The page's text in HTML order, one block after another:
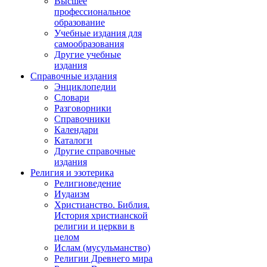
профессиональное
образование
Учебные издания для
самообразования
Другие учебные
издания
Справочные издания
Энциклопедии
Словари
Разговорники
Справочники
Календари
Каталоги
Другие справочные
издания
Религия и эзотерика
Религиоведение
Иудаизм
Христианство. Библия.
История христианской
религии и церкви в
целом
Ислам (мусульманство)
Религии Древнего мира